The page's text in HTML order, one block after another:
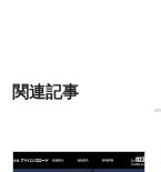
関連記事